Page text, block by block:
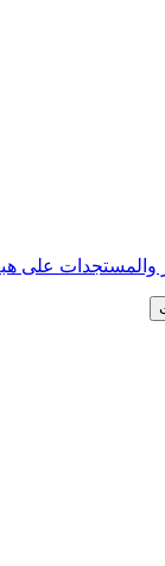
والمستجدات على